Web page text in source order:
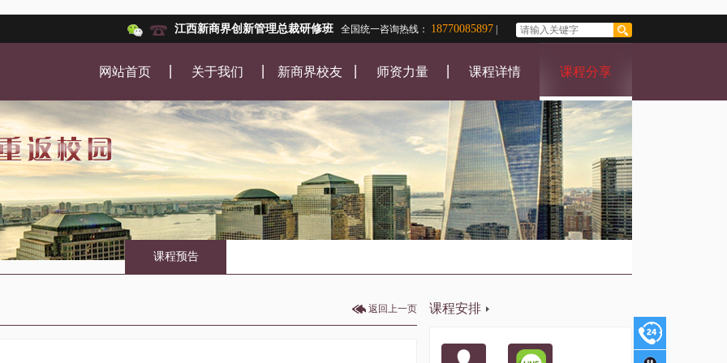
江西新商界创新管理总裁研修班 全国统一咨询热线： 18770085897
网站首页 关于我们 新商界校友 师资力量 课程详情 课程分享
课程预告
返回上一页 课程安排